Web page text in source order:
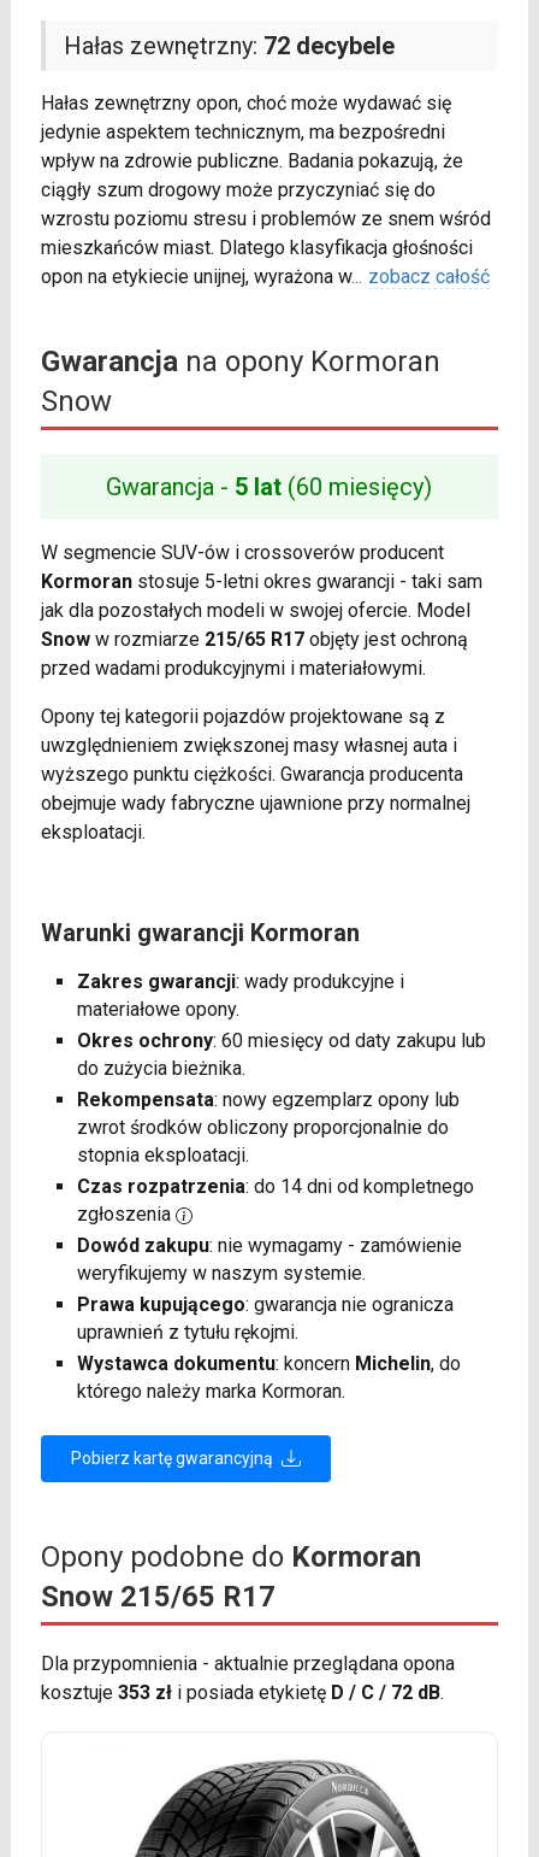
Hałas zewnętrzny: 72 decybele
Hałas zewnętrzny opon, choć może wydawać się
jedynie aspektem technicznym, ma bezpośredni
wpływ na zdrowie publiczne. Badania pokazują, że
ciągły szum drogowy może przyczyniać się do
wzrostu poziomu stresu i problemów ze snem wśród
mieszkańców miast. Dlatego klasyfikacja głośności
opon na etykiecie unijnej, wyrażona w... zobacz całość
Gwarancjana opony Kormoran
Snow
Gwarancja - 5 lat (60 miesięcy)
W segmencie SUV-ów i crossoverów producent
Kormoranstosuje 5-letni okres gwarancji - taki sam
jak dla pozostałych modeli w swojej ofercie. Model
Snoww rozmiarze 215/65 R17objęty jest ochroną
przed wadami produkcyjnymi i materiałowymi.
Opony tej kategorii pojazdów projektowane są z
uwzględnieniem zwiększonej masy własnej auta i
wyższego punktu ciężkości. Gwarancja producenta
obejmuje wady fabryczne ujawnione przy normalnej
eksploatacji.
Warunki gwarancji Kormoran
Zakres gwarancji: wady produkcyjne i
materiałowe opony.
Okres ochrony: 60 miesięcy od daty zakupu lub
do zużycia bieżnika.
Rekompensata: nowy egzemplarz opony lub
zwrot środków obliczony proporcjonalnie do
stopnia eksploatacji.
Czas rozpatrzenia: do 14 dni od kompletnego
zgłoszenia
Dowód zakupu: nie wymagamy - zamówienie
weryfikujemy w naszym systemie.
Prawa kupującego: gwarancja nie ogranicza
uprawnień z tytułu rękojmi.
Wystawca dokumentu: koncern Michelin, do
którego należy marka Kormoran.
Pobierz kartę gwarancyjną
Opony podobne do Kormoran
Snow 215/65 R17
Dla przypomnienia - aktualnie przeglądana opona
kosztuje 353 złi posiada etykietę D / C / 72 dB.